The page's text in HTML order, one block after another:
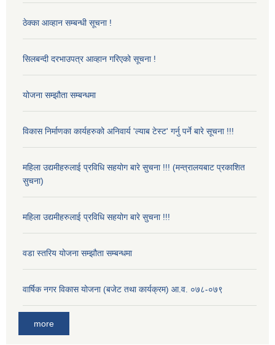
ठेक्का आव्हान सम्बन्धी सूचना !
सिलबन्दी दरभाउपत्र आव्हान गरिएको सूचना !
योजना सम्झौता सम्बन्धमा
विकास निर्माणका कार्यहरुको अनिवार्य 'ल्याब टेस्ट' गर्नु पर्ने बारे सूचना !!!
महिला उद्यमीहरुलाई प्रविधि सहयोग बारे सुचना !!! (मन्त्रालयबाट प्रकाशित
सुचना)
महिला उद्यमीहरुलाई प्रविधि सहयोग बारे सुचना !!!
वडा स्तरिय योजना सम्झौता सम्बन्धमा
वार्षिक नगर विकास योजना (बजेट तथा कार्यक्रम) आ.व. ०७८-०७९
more